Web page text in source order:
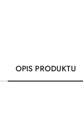
OPIS PRODUKTU